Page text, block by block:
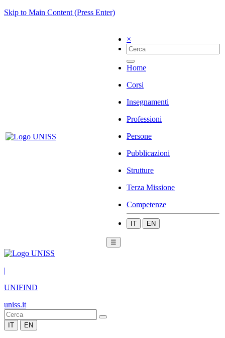
Skip to Main Content (Press Enter)
×
Home
Corsi
Insegnamenti
Professioni
Persone
Pubblicazioni
Strutture
Terza Missione
Competenze
IT EN
☰
|
UNIFIND
uniss.it
IT EN